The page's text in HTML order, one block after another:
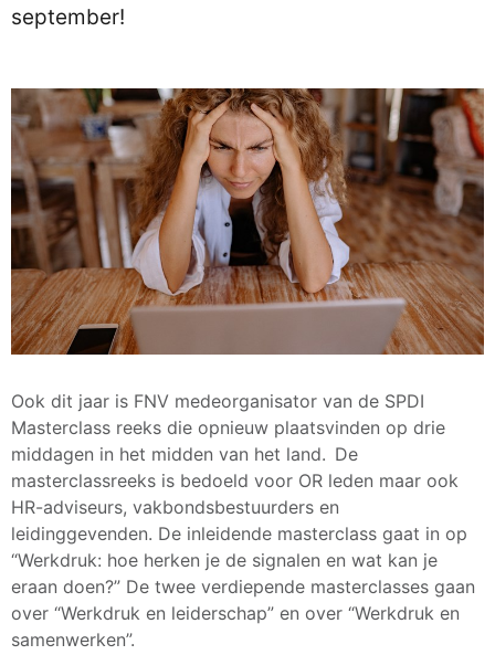
september!
Ook dit jaar is FNV medeorganisator van de SPDI
Masterclass reeks die opnieuw plaatsvinden op drie
middagen in het midden van het land. De
masterclassreeks is bedoeld voor OR leden maar ook
HR-adviseurs, vakbondsbestuurders en
leidinggevenden. De inleidende masterclass gaat in op
“Werkdruk: hoe herken je de signalen en wat kan je
eraan doen?” De twee verdiepende masterclasses gaan
over “Werkdruk en leiderschap” en over “Werkdruk en
samenwerken”.